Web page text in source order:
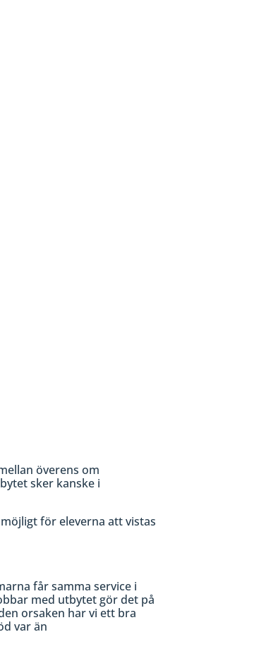
överens om
sker kanske i
för eleverna att vistas
får samma service i
med utbytet gör det på
orsaken har vi ett bra
var än